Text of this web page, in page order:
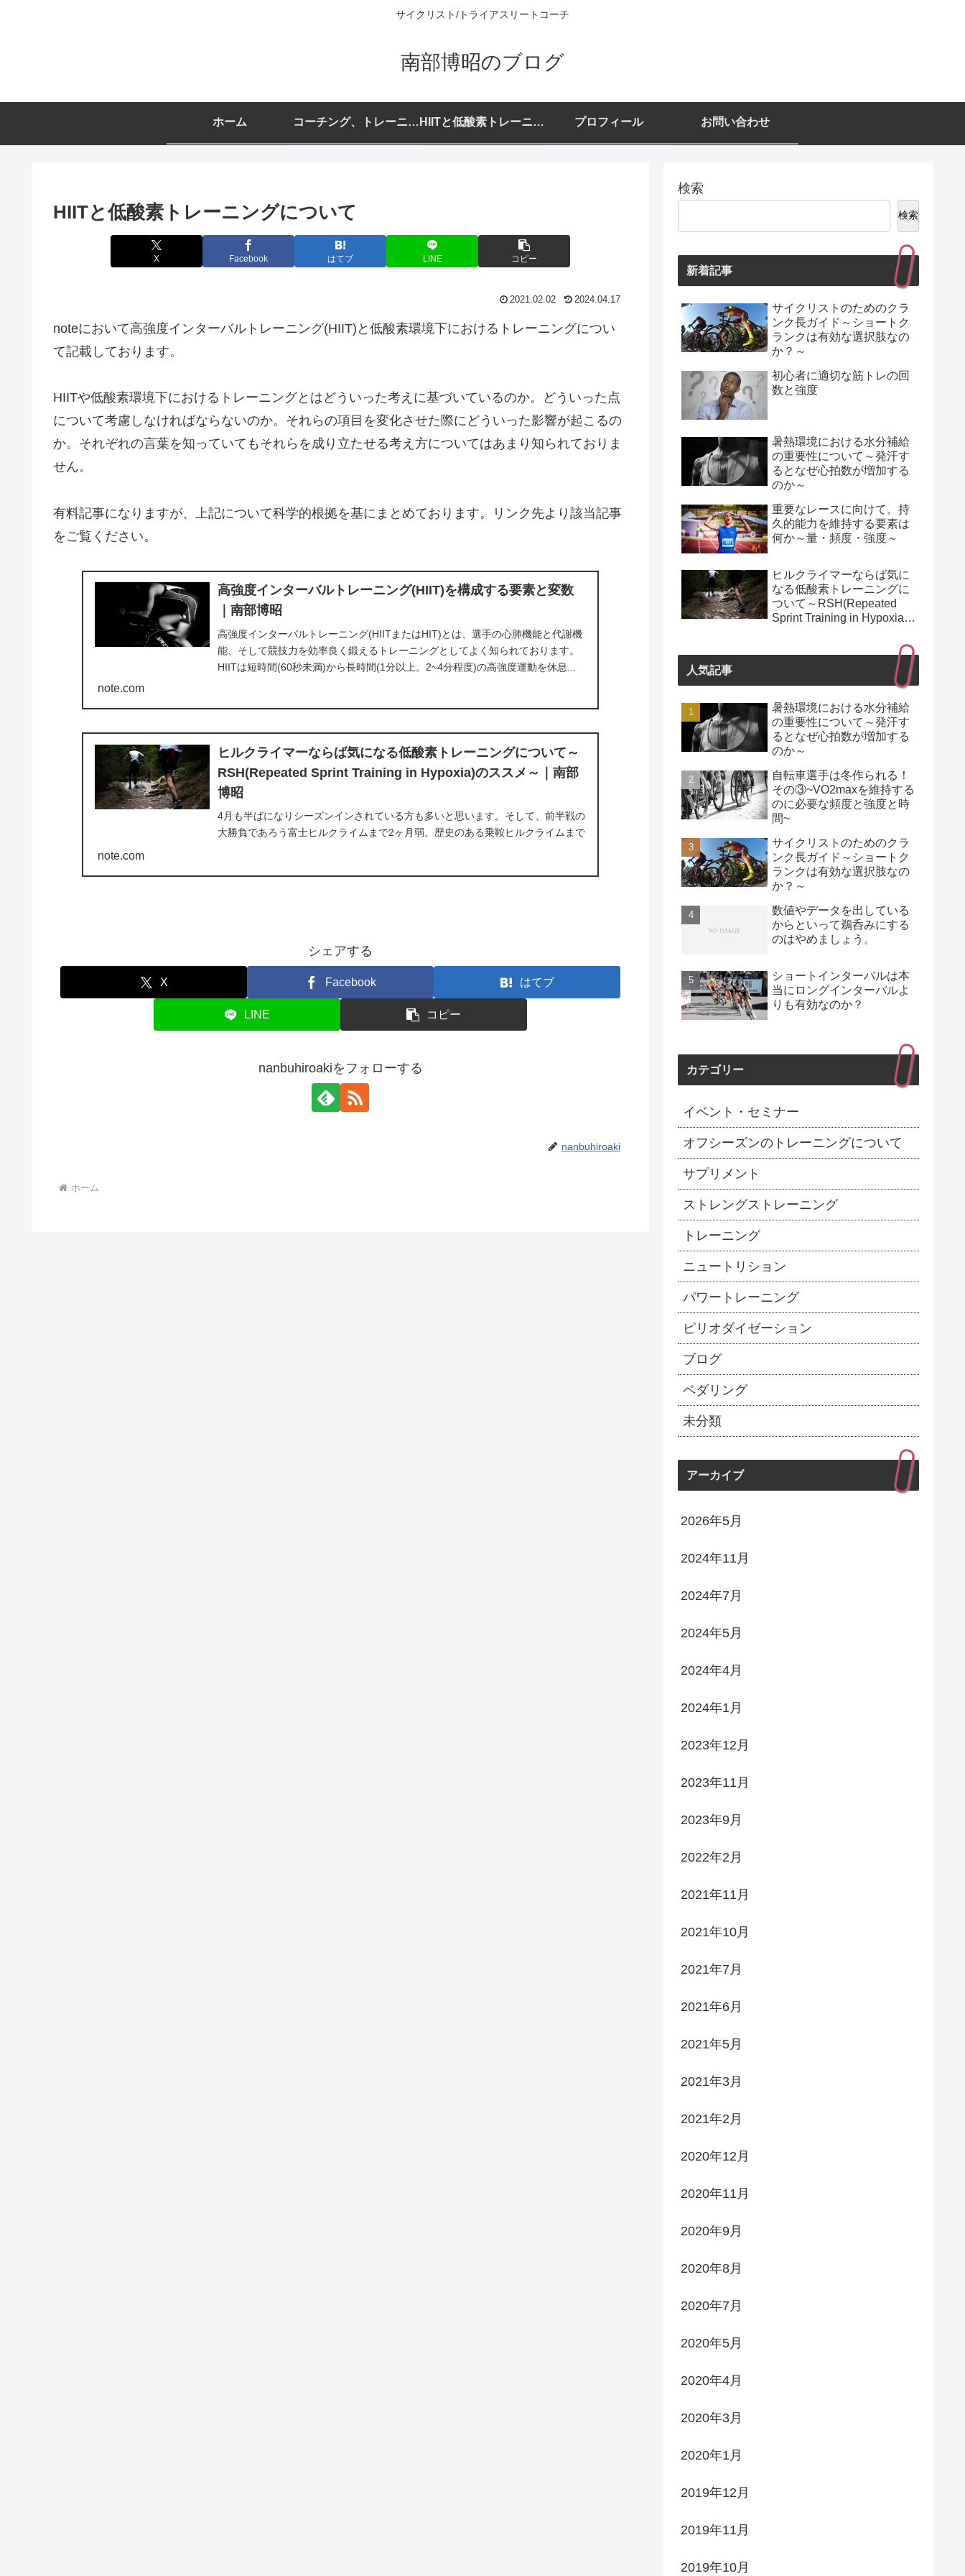
サイクリスト/トライアスリートコーチ
南部博昭のブログ
ホーム コーチング、トレーニングプランご希望の方へ HIITと低酸素トレーニングについて プロフィール お問い合わせ
HIITと低酸素トレーニングについて
X Facebook はてブ LINE コピー
2021.02.02 2024.04.17
noteにおいて高強度インターバルトレーニング(HIIT)と低酸素環境下におけるトレーニングについ
て記載しております。
HIITや低酸素環境下におけるトレーニングとはどういった考えに基づいているのか。どういった点
について考慮しなければならないのか。それらの項目を変化させた際にどういった影響が起こるの
か。それぞれの言葉を知っていてもそれらを成り立たせる考え方についてはあまり知られておりま
せん。
有料記事になりますが、上記について科学的根拠を基にまとめております。リンク先より該当記事
をご覧ください。
高強度インターバルトレーニング(HIIT)を構成する要素と変数
｜南部博昭
高強度インターバルトレーニング(HIITまたはHIT)とは、選手の心肺機能と代謝機
能、そして競技力を効率良く鍛えるトレーニングとしてよく知られております。
HIITは短時間(60秒未満)から長時間(1分以上。2~4分程度)の高強度運動を休息...
note.com
ヒルクライマーならば気になる低酸素トレーニングについて～
RSH(Repeated Sprint Training in Hypoxia)のススメ～｜南部
博昭
4月も半ばになりシーズンインされている方も多いと思います。そして、前半戦の
大勝負であろう富士ヒルクライムまで2ヶ月弱。歴史のある乗鞍ヒルクライムまで
note.com
シェアする
X Facebook はてブ
LINE コピー
nanbuhiroakiをフォローする
nanbuhiroaki
ホーム
検索
検索
新着記事
サイクリストのためのクラ
ンク長ガイド～ショートク
ランクは有効な選択肢なの
か？～
初心者に適切な筋トレの回
数と強度
暑熱環境における水分補給
の重要性について～発汗す
るとなぜ心拍数が増加する
のか～
重要なレースに向けて。持
久的能力を維持する要素は
何か～量・頻度・強度～
ヒルクライマーならば気に
なる低酸素トレーニングに
ついて～RSH(Repeated
Sprint Training in Hypoxia)
人気記事
暑熱環境における水分補給
の重要性について～発汗す
るとなぜ心拍数が増加する
のか～
自転車選手は冬作られる！
その③~VO2maxを維持する
のに必要な頻度と強度と時
間~
サイクリストのためのクラ
ンク長ガイド～ショートク
ランクは有効な選択肢なの
か？～
数値やデータを出している
からといって鵜呑みにする
のはやめましょう。
ショートインターバルは本
当にロングインターバルよ
りも有効なのか？
カテゴリー
イベント・セミナー
オフシーズンのトレーニングについて
サプリメント
ストレングストレーニング
トレーニング
ニュートリション
パワートレーニング
ピリオダイゼーション
ブログ
ペダリング
未分類
アーカイブ
2026年5月
2024年11月
2024年7月
2024年5月
2024年4月
2024年1月
2023年12月
2023年11月
2023年9月
2022年2月
2021年11月
2021年10月
2021年7月
2021年6月
2021年5月
2021年3月
2021年2月
2020年12月
2020年11月
2020年9月
2020年8月
2020年7月
2020年5月
2020年4月
2020年3月
2020年1月
2019年12月
2019年11月
2019年10月